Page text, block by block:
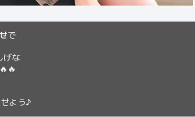
で
げな
よう♪